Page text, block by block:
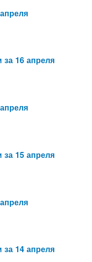
16 апреля
15 апреля
14 апреля